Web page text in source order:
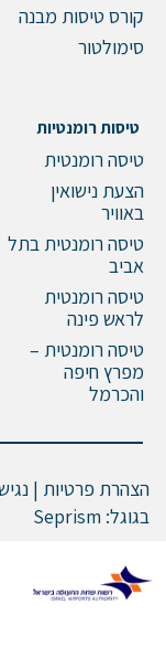
קורס טיסות מבנה
סימולטור
טיסות רומנטיות
טיסה רומנטית
הצעת נישואין
באוויר
טיסה רומנטית בתל
אביב
טיסה רומנטית
לראש פינה
טיסה רומנטית –
מפרץ חיפה
והכרמל
הצהרת פרטיות |
בגוגל: Seprism